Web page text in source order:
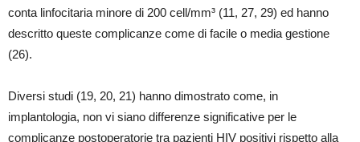
conta linfocitaria minore di 200 cell/mm³ (11, 27, 29) ed hanno
descritto queste complicanze come di facile o media gestione
(26).
Diversi studi (19, 20, 21) hanno dimostrato come, in
implantologia, non vi siano differenze significative per le
complicanze postoperatorie tra pazienti HIV positivi rispetto alla